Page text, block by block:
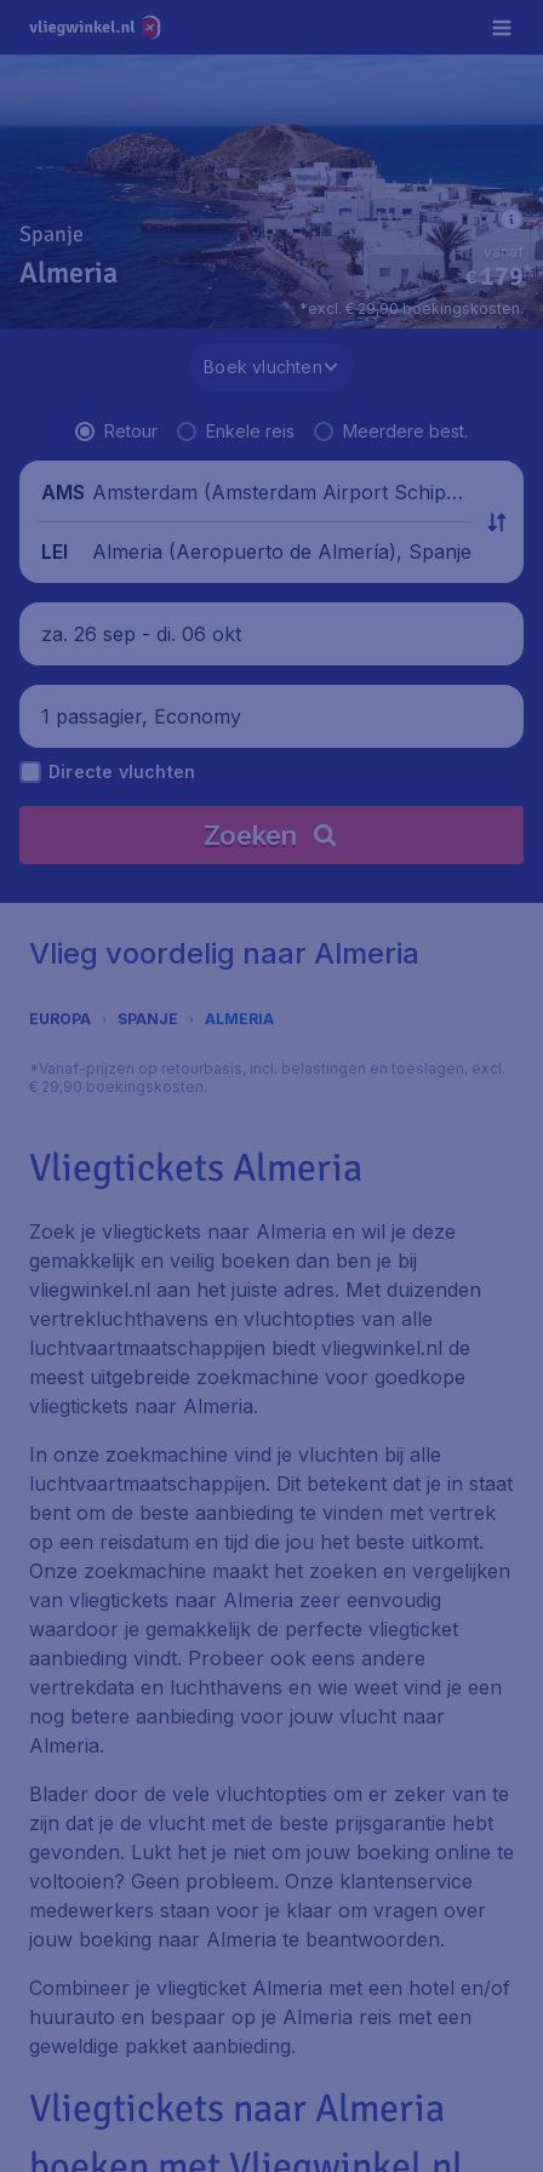
Spanje
Almeria €179*
vanaf
*excl. € 29,90 boekingskosten.
Boek vluchten
Retour Enkele reis Meerdere best.
AMS Amsterdam (Amsterdam Airport Schipho
LEI
Almeria (Aeropuerto de Almería), Spanje
za. 26 sep - di. 06 okt
1 passagier, Economy
Directe vluchten
Zoeken
Vlieg voordelig naar Almeria
EUROPA SPANJE ALMERIA
*Vanaf-prijzen op retourbasis, incl. belastingen en toeslagen, excl.
€ 29,90 boekingskosten.
Vliegtickets Almeria
Zoek je vliegtickets naar Almeria en wil je deze
gemakkelijk en veilig boeken dan ben je bij
vliegwinkel.nl aan het juiste adres. Met duizenden
vertrekluchthavens en vluchtopties van alle
luchtvaartmaatschappijen biedt vliegwinkel.nl de
meest uitgebreide zoekmachine voor goedkope
vliegtickets naar Almeria.
In onze zoekmachine vind je vluchten bij alle
luchtvaartmaatschappijen. Dit betekent dat je in staat
bent om de beste aanbieding te vinden met vertrek
op een reisdatum en tijd die jou het beste uitkomt.
Onze zoekmachine maakt het zoeken en vergelijken
van vliegtickets naar Almeria zeer eenvoudig
waardoor je gemakkelijk de perfecte vliegticket
aanbieding vindt. Probeer ook eens andere
vertrekdata en luchthavens en wie weet vind je een
nog betere aanbieding voor jouw vlucht naar
Almeria.
Blader door de vele vluchtopties om er zeker van te
zijn dat je de vlucht met de beste prijsgarantie hebt
gevonden. Lukt het je niet om jouw boeking online te
voltooien? Geen probleem. Onze klantenservice
medewerkers staan voor je klaar om vragen over
jouw boeking naar Almeria te beantwoorden.
Combineer je vliegticket Almeria met een hotel en/of
huurauto en bespaar op je Almeria reis met een
geweldige pakket aanbieding.
Vliegtickets naar Almeria